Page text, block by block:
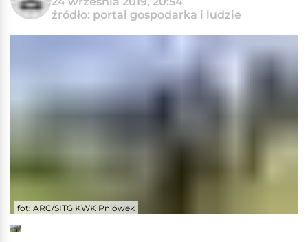
źródło: portal gospodarka i ludzie
fot: ARC/SITG KWK Pniówek